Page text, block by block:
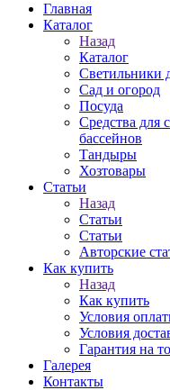
Главная
Каталог
Назад
Каталог
Светильники
Сад и огород
Посуда
Средства для
бассейнов
Тандыры
Хозтовары
Статьи
Назад
Статьи
Статьи
Авторские
Как купить
Назад
Как купить
Условия
Условия
Гарантия на
Галерея
Контакты